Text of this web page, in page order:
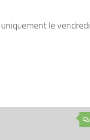
le vendredi